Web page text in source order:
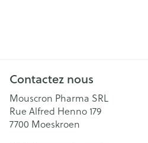
Contactez nous
Mouscron Pharma SRL
Rue Alfred Henno 179
7700 Moeskroen